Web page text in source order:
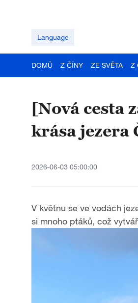
Language
DOMŮ Z ČÍNY ZE SVĚTA Z
[Nová cesta
krása jezera
2026-06-03 05:00:00
V květnu se ve vodách
si mnoho ptáků, což